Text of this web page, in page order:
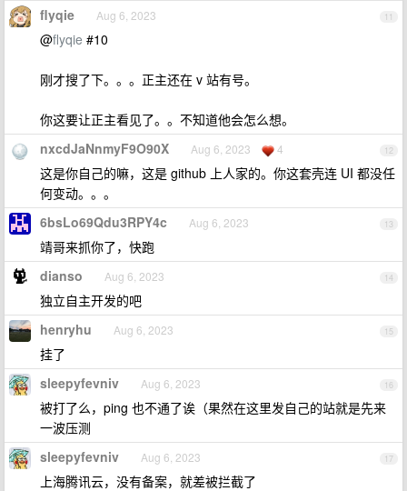
11
flyqie Aug 6, 2023
@flyqie #10
刚才搜了下。。。正主还在 v 站有号。
你这要让正主看见了。。不知道他会怎么想。
12
nxcdJaNnmyF9O90X Aug 6, 2023 4
这是你自己的嘛，这是 github 上人家的。你这套壳连 UI 都没任
何变动。。。
13
6bsLo69Qdu3RPY4c Aug 6, 2023
靖哥来抓你了，快跑
14
dianso Aug 6, 2023
独立自主开发的吧
15
henryhu Aug 6, 2023
挂了
16
sleepyfevniv Aug 6, 2023
被打了么，ping 也不通了诶（果然在这里发自己的站就是先来
一波压测
17
sleepyfevniv Aug 6, 2023
上海腾讯云，没有备案，就差被拦截了